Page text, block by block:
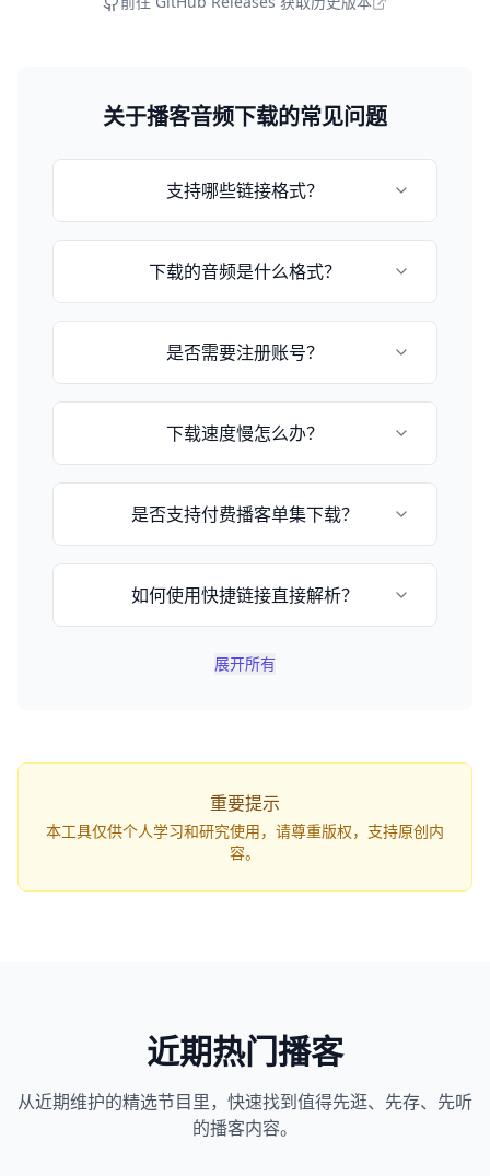
关于播客音频下载的常见问题
支持哪些链接格式？
接，格式为：
https://www.xiaoyuzhoufm.com/episode/[节
目ID] 或 https://podcasts.apple.com/[国
家]/podcast/[播客名称]/id[播客ID]
下载的音频是什么格式？
MP3或M4A格式。是否需要注册账号？
下载速度慢怎么办？
心等待或稍后重试。
是否支持付费播客单集下载？
提供付费单集下载解析功能。
如何使用快捷链接直接解析？
您可以在网址后加上 `?q=小宇宙链接`，例如
展开所有
重要提示
本工具仅供个人学习和研究使用，请尊重版权，支持原创内
容。
近期热门播客
从近期维护的精选节目里，快速找到值得先逛、先存、先听
的播客内容。